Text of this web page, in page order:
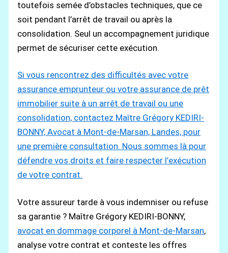
toutefois semée d’obstacles techniques, que ce
soit pendant l’arrêt de travail ou après la
consolidation. Seul un accompagnement juridique
permet de sécuriser cette exécution.
Si vous rencontrez des difficultés avec votre
assurance emprunteur ou votre assurance de prêt
immobilier suite à un arrêt de travail ou une
consolidation, contactez Maître Grégory KEDIRI-
BONNY, Avocat à Mont-de-Marsan, Landes, pour
une première consultation. Nous sommes là pour
défendre vos droits et faire respecter l’exécution
de votre contrat.
Votre assureur tarde à vous indemniser ou refuse
sa garantie ? Maître Grégory KEDIRI-BONNY,
avocat en dommage corporel à Mont-de-Marsan,
analyse votre contrat et conteste les offres